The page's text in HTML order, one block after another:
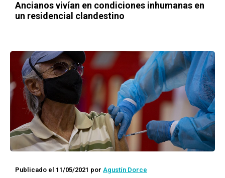
Ancianos vivían en condiciones inhumanas en
un residencial clandestino
Publicado el 11/05/2021 por Agustín Dorce